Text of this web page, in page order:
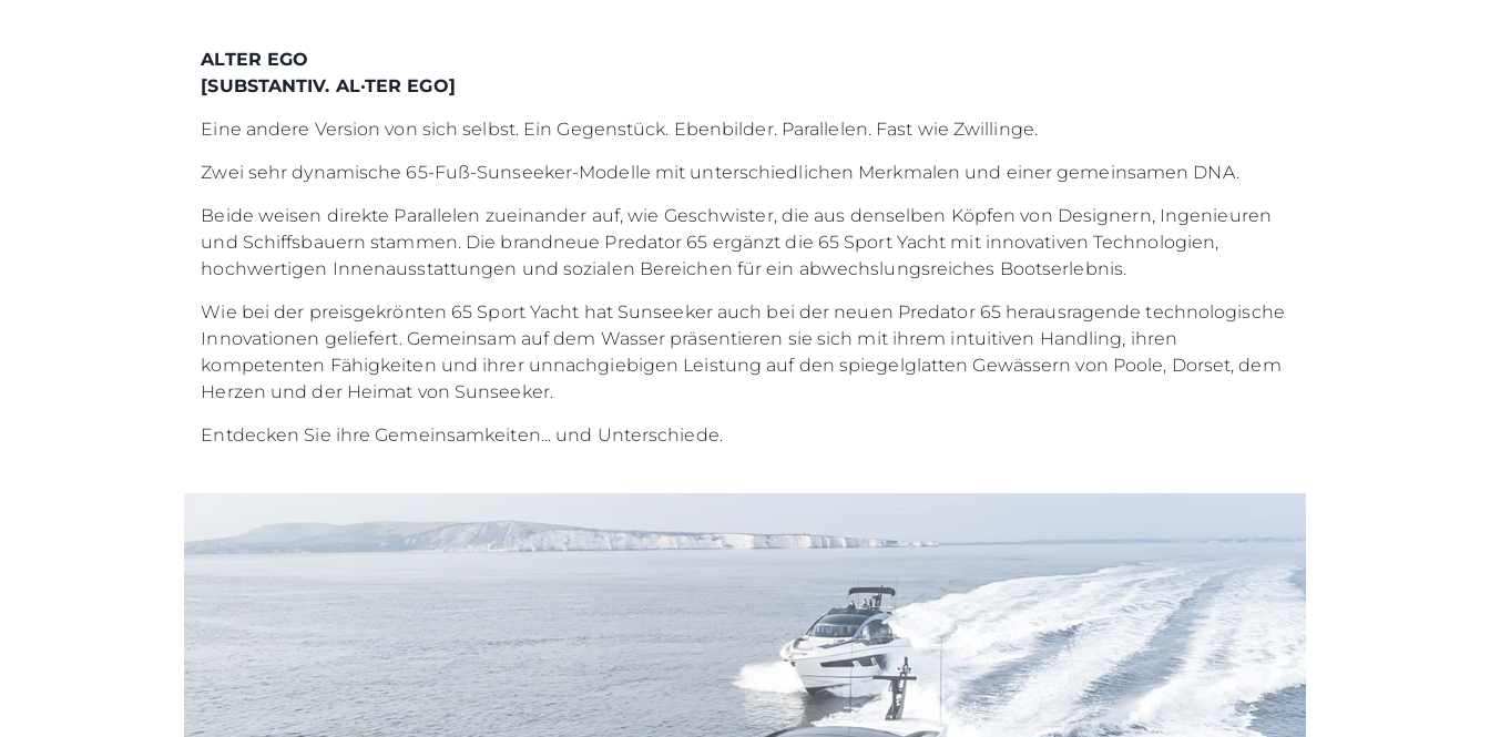
ALTER EGO
[SUBSTANTIV. AL·TER EGO]
Eine andere Version von sich selbst. Ein Gegenstück. Ebenbilder. Parallelen. Fast wie Zwillinge.
Zwei sehr dynamische 65-Fuß-Sunseeker-Modelle mit unterschiedlichen Merkmalen und einer gemeinsamen DNA.
Beide weisen direkte Parallelen zueinander auf, wie Geschwister, die aus denselben Köpfen von Designern, Ingenieuren
und Schiffsbauern stammen. Die brandneue Predator 65 ergänzt die 65 Sport Yacht mit innovativen Technologien,
hochwertigen Innenausstattungen und sozialen Bereichen für ein abwechslungsreiches Bootserlebnis.
Wie bei der preisgekrönten 65 Sport Yacht hat Sunseeker auch bei der neuen Predator 65 herausragende technologische
Innovationen geliefert. Gemeinsam auf dem Wasser präsentieren sie sich mit ihrem intuitiven Handling, ihren
kompetenten Fähigkeiten und ihrer unnachgiebigen Leistung auf den spiegelglatten Gewässern von Poole, Dorset, dem
Herzen und der Heimat von Sunseeker.
Entdecken Sie ihre Gemeinsamkeiten... und Unterschiede.
Information
Standort Karte
Kontakt
Cookies
Rechtliches
ERKLÄRUNG ZUR
MODERNEN SKLAVEREI
ALLGEMEINE
GESCHÄFTSBEDINGUNGEN
Die Firma
Brokerage
Bootscharter
Neuigkeiten
Veranstaltungen